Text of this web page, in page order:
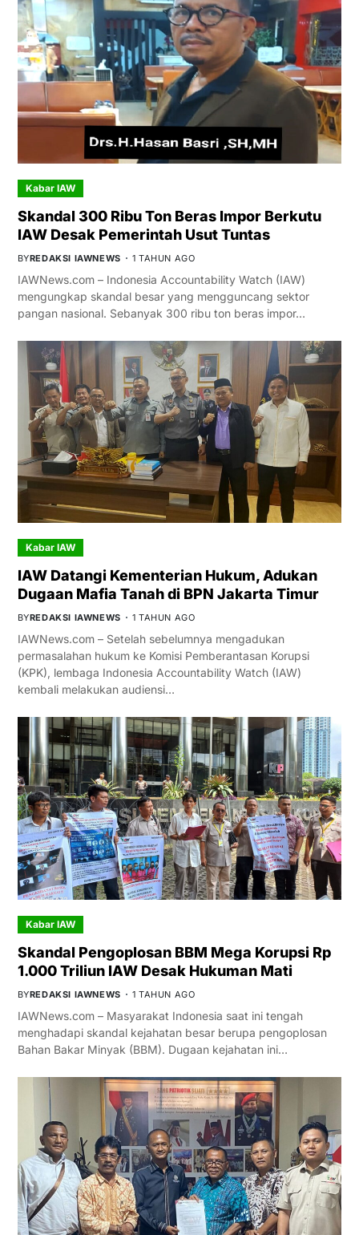
Kabar IAW
Skandal 300 Ribu Ton Beras Impor Berkutu
IAW Desak Pemerintah Usut Tuntas
BYREDAKSI IAWNEWS 1 TAHUN AGO
IAWNews.com – Indonesia Accountability Watch (IAW)
mengungkap skandal besar yang mengguncang sektor
pangan nasional. Sebanyak 300 ribu ton beras impor…
Kabar IAW
IAW Datangi Kementerian Hukum, Adukan
Dugaan Mafia Tanah di BPN Jakarta Timur
BYREDAKSI IAWNEWS 1 TAHUN AGO
IAWNews.com – Setelah sebelumnya mengadukan
permasalahan hukum ke Komisi Pemberantasan Korupsi
(KPK), lembaga Indonesia Accountability Watch (IAW)
kembali melakukan audiensi…
Kabar IAW
Skandal Pengoplosan BBM Mega Korupsi Rp
1.000 Triliun IAW Desak Hukuman Mati
BYREDAKSI IAWNEWS 1 TAHUN AGO
IAWNews.com – Masyarakat Indonesia saat ini tengah
menghadapi skandal kejahatan besar berupa pengoplosan
Bahan Bakar Minyak (BBM). Dugaan kejahatan ini…